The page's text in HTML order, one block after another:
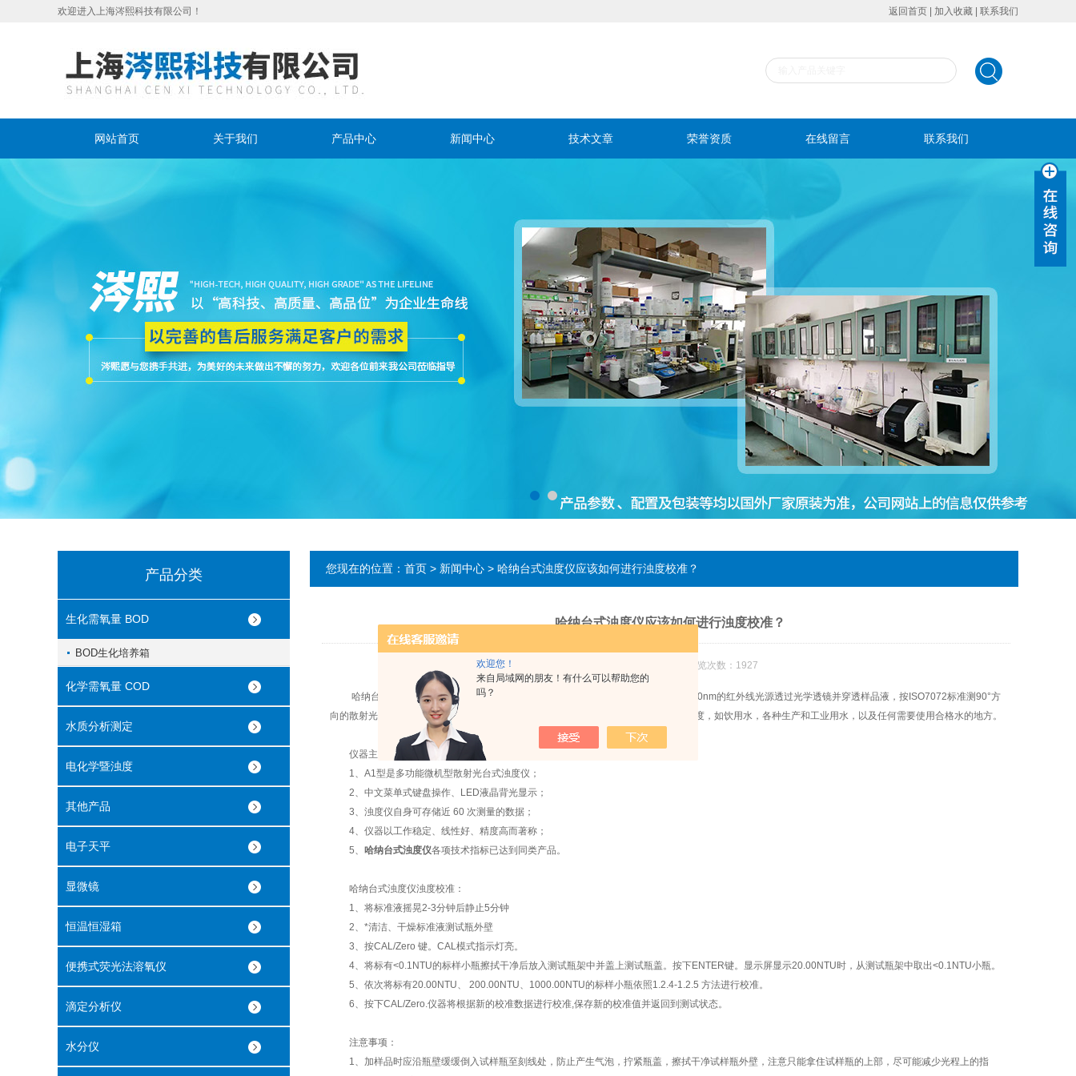
欢迎您！
来自局域网的朋友！有什么可以帮助您的
吗？
欢迎进入上海涔熙科技有限公司！ 返回首页 加入收藏 联系我们
网站首页 关于我们 产品中心 新闻中心 技术文章 荣誉资质 在线留言 联系我们
产品分类
生化需氧量 BOD
BOD生化培养箱
化学需氧量 COD
水质分析测定
电化学暨浊度
其他产品
电子天平
显微镜
恒温恒湿箱
便携式荧光法溶氧仪
滴定分析仪
水分仪
您现在的位置： 首页 > 新闻中心 > 哈纳台式浊度仪应该如何进行浊度校准？
哈纳台式浊度仪应该如何进行浊度校准？
发布日期：2020-04-26 浏览次数：1927
哈纳台式浊度仪内置微处理器，配置*，功能*，是非常精密的浊度测量仪，基于880nm的红外线光源透过光学透镜并穿透样品液，按ISO7072标准测90°方
向的散射光原理，此台式浊度仪可使用在不同地方的过滤装置上测量原水或纯净水的浊度，如饮用水，各种生产和工业用水，以及任何需要使用合格水的地方。
仪器主要性能：
1、A1型是多功能微机型散射光台式浊度仪；
2、中文菜单式键盘操作、LED液晶背光显示；
3、浊度仪自身可存储近 60 次测量的数据；
4、仪器以工作稳定、线性好、精度高而著称；
5、 哈纳台式浊度仪各项技术指标已达到同类产品。
哈纳台式浊度仪浊度校准：
1、将标准液摇晃2-3分钟后静止5分钟
2、*清洁、干燥标准液测试瓶外壁
3、按CAL/Zero 键。CAL模式指示灯亮。
4、将标有<0.1NTU的标样小瓶擦拭干净后放入测试瓶架中并盖上测试瓶盖。按下ENTER键。显示屏显示20.00NTU时，从测试瓶架中取出<0.1NTU小瓶。
5、依次将标有20.00NTU、 200.00NTU、1000.00NTU的标样小瓶依照1.2.4-1.2.5 方法进行校准。
6、按下CAL/Zero.仪器将根据新的校准数据进行校准,保存新的校准值并返回到测试状态。
注意事项：
1、加样品时应沿瓶壁缓缓倒入试样瓶至刻线处，防止产生气泡，拧紧瓶盖，擦拭干净试样瓶外壁，注意只能拿住试样瓶的上部，尽可能减少光程上的指